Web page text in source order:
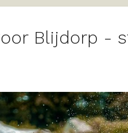
Blijdorp -